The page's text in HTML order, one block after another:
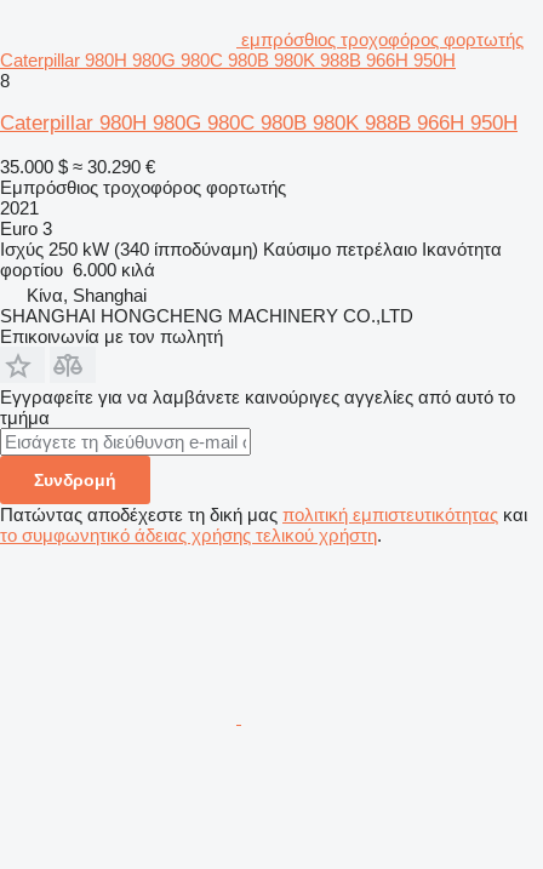
εμπρόσθιος τροχοφόρος φορτωτής
Caterpillar 980H 980G 980C 980B 980K 988B 966H 950H
8
Caterpillar 980H 980G 980C 980B 980K 988B 966H 950H
35.000 $ ≈ 30.290 €
Εμπρόσθιος τροχοφόρος φορτωτής
2021
Euro 3
Ισχύς 250 kW (340 ίπποδύναμη) Καύσιμο πετρέλαιο Ικανότητα
φορτίου 6.000 κιλά
Κίνα, Shanghai
SHANGHAI HONGCHENG MACHINERY CO.,LTD
Επικοινωνία με τον πωλητή
Εγγραφείτε για να λαμβάνετε καινούριγες αγγελίες από αυτό το
τμήμα
Συνδρομή
Πατώντας αποδέχεστε τη δική μας πολιτική εμπιστευτικότητας και
το συμφωνητικό άδειας χρήσης τελικού χρήστη.